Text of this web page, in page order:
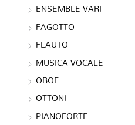
ENSEMBLE VARI
FAGOTTO
FLAUTO
MUSICA VOCALE
OBOE
OTTONI
PIANOFORTE